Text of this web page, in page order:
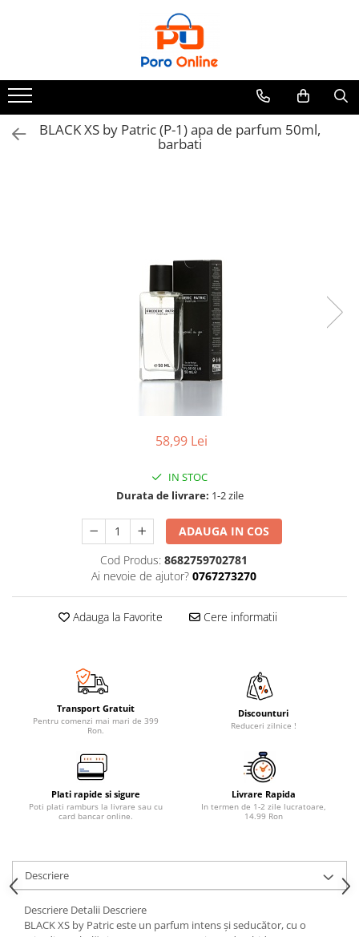
Clone
Parfum Barbati
Parfum Femei
BLACK XS by Patric (P-1) apa de parfum 50ml,
barbati
58,99 Lei
IN STOC
Durata de livrare: 1-2 zile
ADAUGA IN COS
Cod Produs: 8682759702781
Ai nevoie de ajutor? 0767273270
Adauga la Favorite Cere informatii
Transport Gratuit
Pentru comenzi mai mari de 399
Ron.
Discounturi
Reduceri zilnice !
Plati rapide si sigure
Poti plati ramburs la livrare sau cu
card bancar online.
Livrare Rapida
In termen de 1-2 zile lucratoare,
14.99 Ron
Descriere
Descriere Detalii Descriere
BLACK XS by Patric este un parfum intens și seducător, cu o